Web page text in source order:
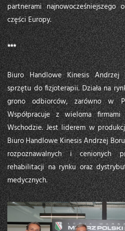
partnerami najnowocześniejszego
części Europy.
***
Biuro Handlowe Kinesis
sprzętu do fizjoterapii. Działa na
grono odbiorców, zarówno w
Współpracuje z wieloma
Wschodzie. Jest liderem w
Biuro Handlowe Kinesis Andrzej
rozpoznawalnych i cenionych
rehabilitacji na rynku oraz
medycznych.